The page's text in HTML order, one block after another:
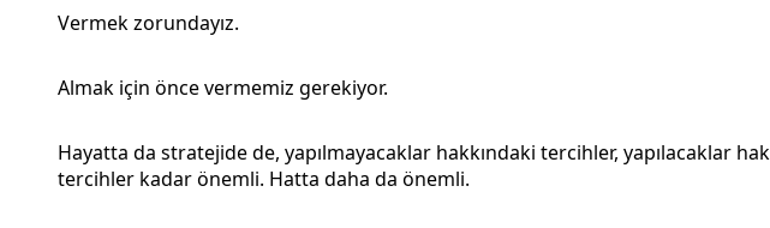
Vermek zorundayız.
Almak için önce vermemiz gerekiyor.
Hayatta da stratejide de, yapılmayacaklar hakkındaki tercihler, yapılacaklar
tercihler kadar önemli. Hatta daha da önemli.